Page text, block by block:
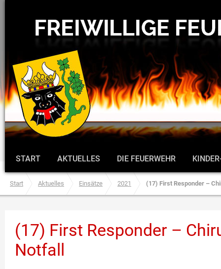
START AKTUELLES DIE FEUERWEHR
Start Aktuelles Einsätze 2021 (17) First Responder –
(17) First Responder –
Notfall